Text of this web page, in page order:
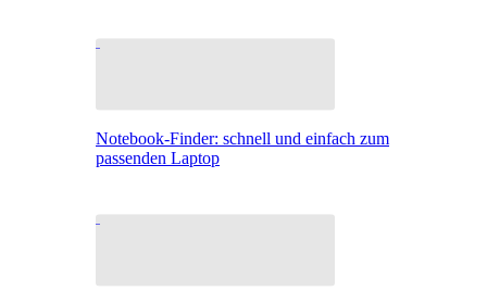
Notebook-Finder: schnell und einfach zum
passenden Laptop